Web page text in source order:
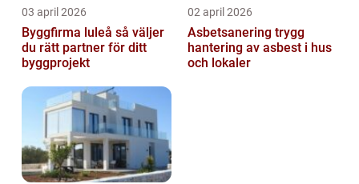
03 april 2026
Byggfirma luleå så väljer
du rätt partner för ditt
byggprojekt
02 april 2026
Asbetsanering trygg
hantering av asbest i hus
och lokaler